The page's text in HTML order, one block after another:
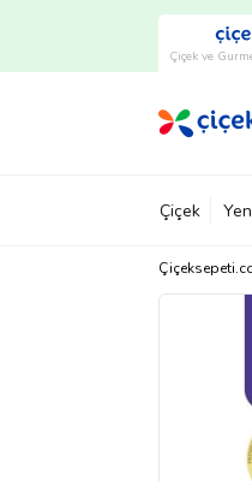
Çiçek ve
Çiçek